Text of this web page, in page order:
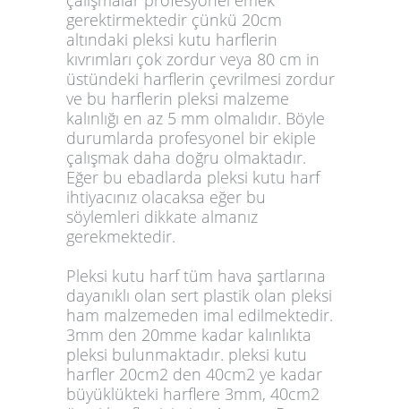
gerektirmektedir çünkü 20cm
altındaki pleksi kutu harflerin
kıvrımları çok zordur veya 80 cm in
üstündeki harflerin çevrilmesi zordur
ve bu harflerin pleksi malzeme
kalınlığı en az 5 mm olmalıdır. Böyle
durumlarda profesyonel bir ekiple
çalışmak daha doğru olmaktadır.
Eğer bu ebadlarda pleksi kutu harf
ihtiyacınız olacaksa eğer bu
söylemleri dikkate almanız
gerekmektedir.
Pleksi kutu harf tüm hava şartlarına
dayanıklı olan sert plastik olan pleksi
ham malzemeden imal edilmektedir.
3mm den 20mme kadar kalınlıkta
pleksi bulunmaktadır. pleksi kutu
harfler 20cm2 den 40cm2 ye kadar
büyüklükteki harflere 3mm, 40cm2